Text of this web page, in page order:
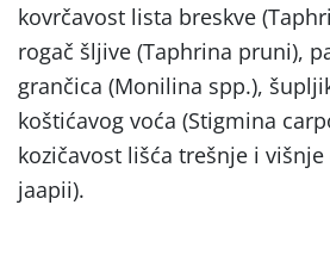
kovrčavost lista breskve
rogač šljive (Taphrina pruni),
grančica (Monilina spp.),
koštićavog voća (Stigmina
kozičavost lišća trešnje i
jaapii).